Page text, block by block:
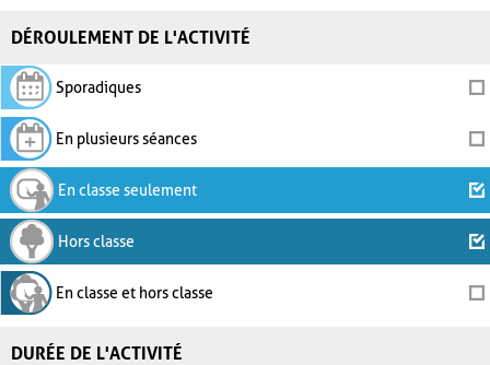
DÉROULEMENT DE L'ACTIVITÉ
Sporadiques
En plusieurs séances
En classe seulement
Hors classe
En classe et hors classe
DURÉE DE L'ACTIVITÉ